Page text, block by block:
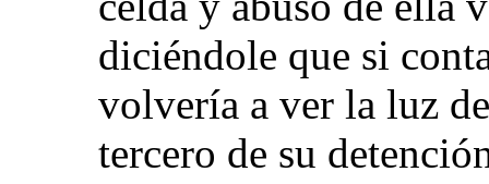
diciéndole que si
volvería a ver la luz
tercero de su